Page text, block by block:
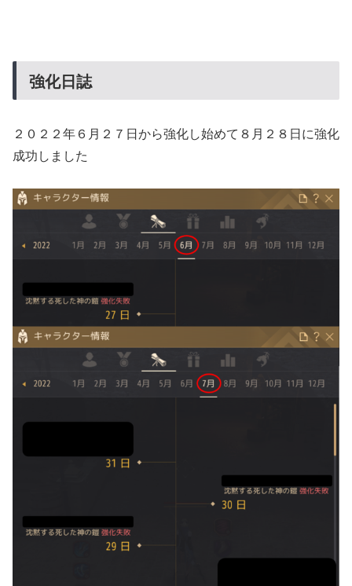
強化日誌
２０２２年６月２７日から強化し始めて８月２８日に強化
成功しました